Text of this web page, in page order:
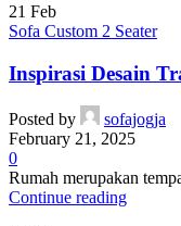
21 Feb
Sofa Custom 2 Seater
Inspirasi Desain
Posted by
sofajogja
February 21, 2025
0
Rumah merupakan
Continue reading